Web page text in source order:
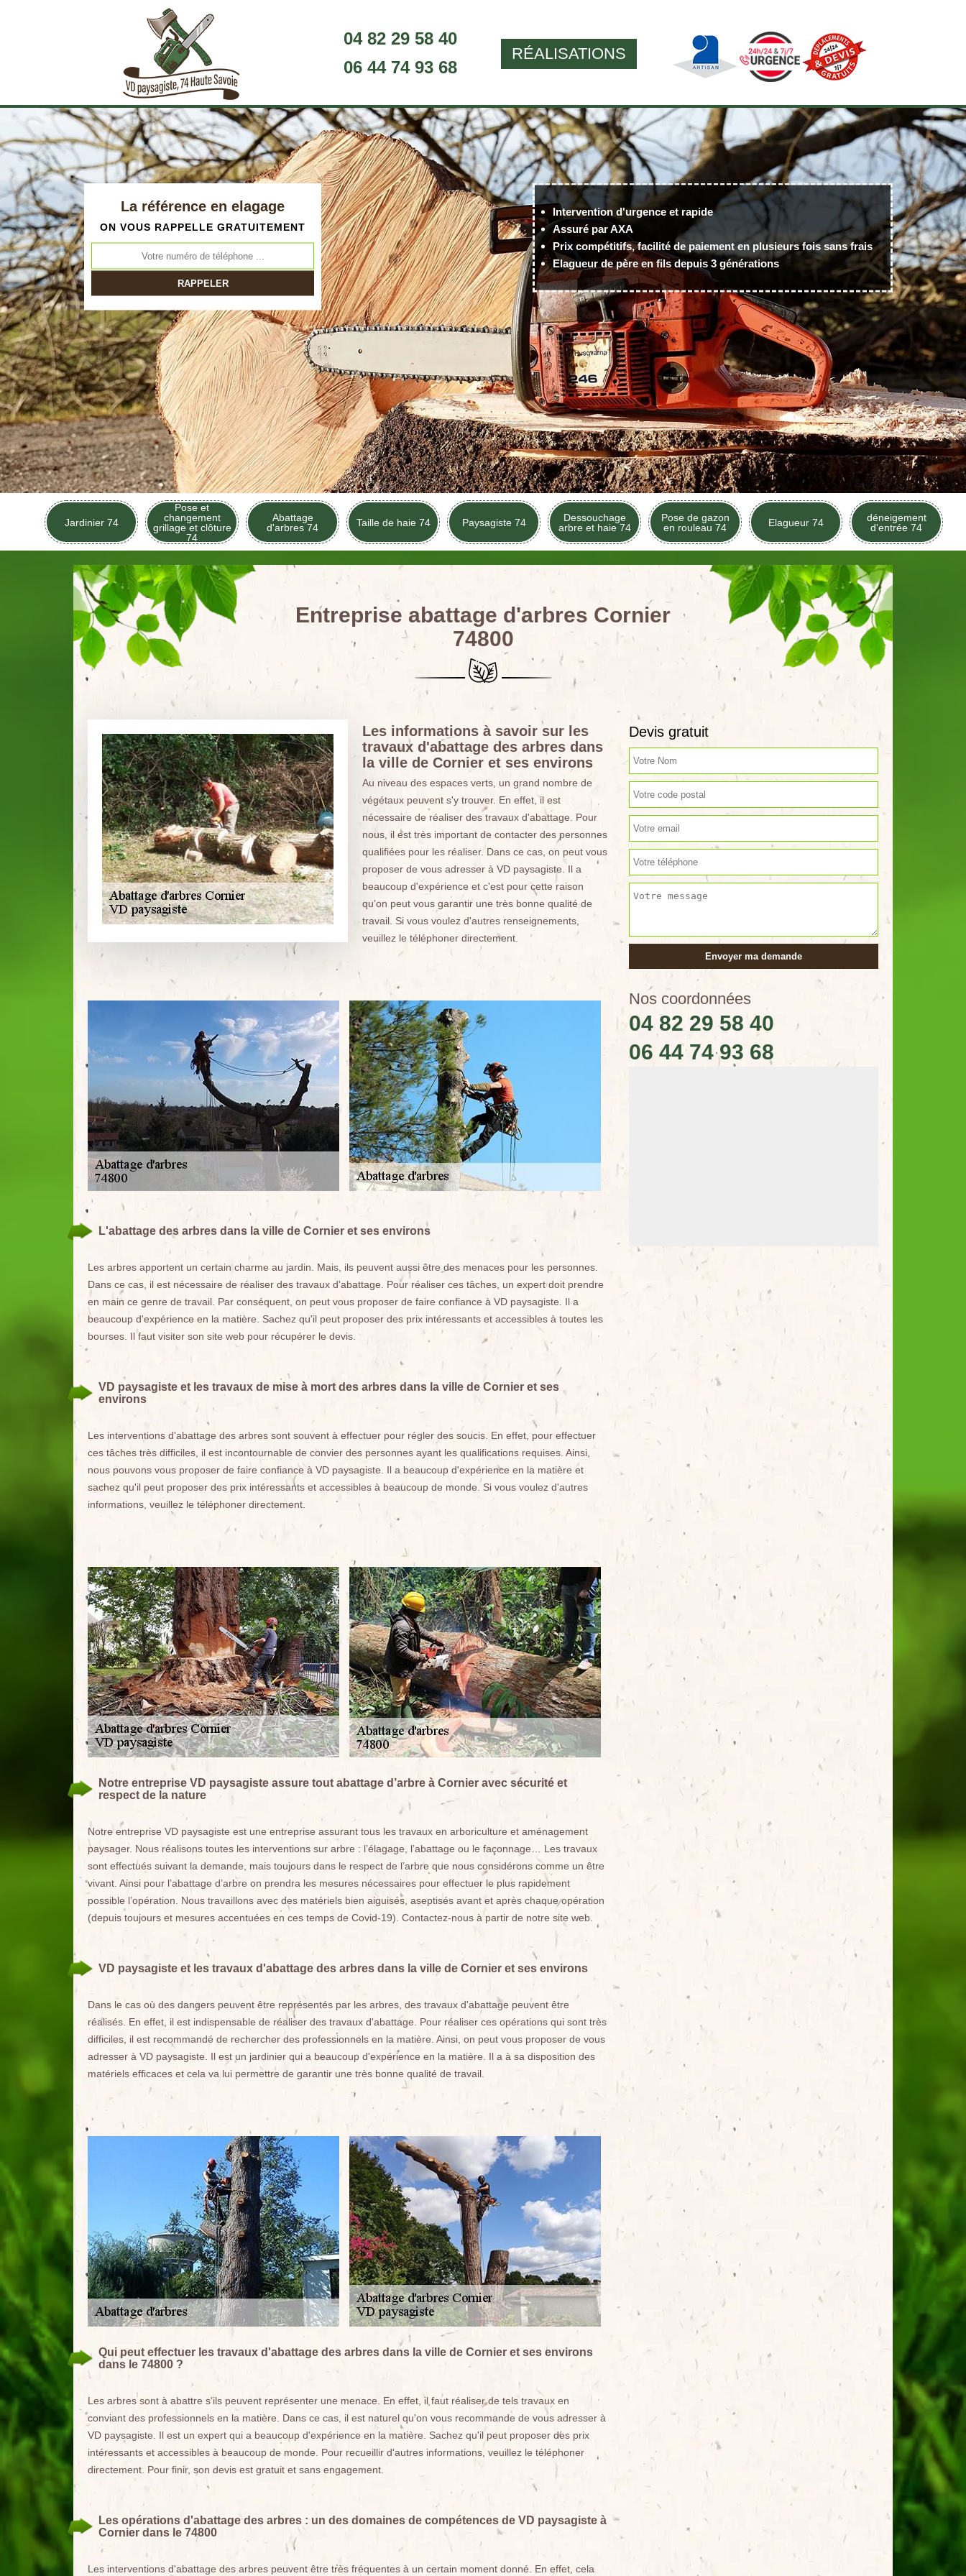
04 82 29 58 40
06 44 74 93 68
RÉALISATIONS
La référence en elagage
ON VOUS RAPPELLE GRATUITEMENT
Intervention d'urgence et rapide
Assuré par AXA
Prix compétitifs, facilité de paiement en plusieurs fois sans frais
Elagueur de père en fils depuis 3 générations
Jardinier 74
Pose et
changement
grillage et clôture
74
Abattage
d'arbres 74
Taille de haie 74 Paysagiste 74
Dessouchage
arbre et haie 74
Pose de gazon
en rouleau 74
Elagueur 74
déneigement
d'entrée 74
Entreprise abattage d'arbres Cornier
74800
Les informations à savoir sur les
travaux d'abattage des arbres dans
la ville de Cornier et ses environs
Au niveau des espaces verts, un grand nombre de
végétaux peuvent s'y trouver. En effet, il est
nécessaire de réaliser des travaux d'abattage. Pour
nous, il est très important de contacter des personnes
qualifiées pour les réaliser. Dans ce cas, on peut vous
proposer de vous adresser à VD paysagiste. Il a
beaucoup d'expérience et c'est pour cette raison
qu'on peut vous garantir une très bonne qualité de
travail. Si vous voulez d'autres renseignements,
veuillez le téléphoner directement.
L'abattage des arbres dans la ville de Cornier et ses environs
Les arbres apportent un certain charme au jardin. Mais, ils peuvent aussi être des menaces pour les personnes.
Dans ce cas, il est nécessaire de réaliser des travaux d'abattage. Pour réaliser ces tâches, un expert doit prendre
en main ce genre de travail. Par conséquent, on peut vous proposer de faire confiance à VD paysagiste. Il a
beaucoup d'expérience en la matière. Sachez qu'il peut proposer des prix intéressants et accessibles à toutes les
bourses. Il faut visiter son site web pour récupérer le devis.
VD paysagiste et les travaux de mise à mort des arbres dans la ville de Cornier et ses
environs
Les interventions d'abattage des arbres sont souvent à effectuer pour régler des soucis. En effet, pour effectuer
ces tâches très difficiles, il est incontournable de convier des personnes ayant les qualifications requises. Ainsi,
nous pouvons vous proposer de faire confiance à VD paysagiste. Il a beaucoup d'expérience en la matière et
sachez qu'il peut proposer des prix intéressants et accessibles à beaucoup de monde. Si vous voulez d'autres
informations, veuillez le téléphoner directement.
Notre entreprise VD paysagiste assure tout abattage d’arbre à Cornier avec sécurité et
respect de la nature
Notre entreprise VD paysagiste est une entreprise assurant tous les travaux en arboriculture et aménagement
paysager. Nous réalisons toutes les interventions sur arbre : l’élagage, l’abattage ou le façonnage… Les travaux
sont effectués suivant la demande, mais toujours dans le respect de l’arbre que nous considérons comme un être
vivant. Ainsi pour l’abattage d’arbre on prendra les mesures nécessaires pour effectuer le plus rapidement
possible l’opération. Nous travaillons avec des matériels bien aiguisés, aseptisés avant et après chaque opération
(depuis toujours et mesures accentuées en ces temps de Covid-19). Contactez-nous à partir de notre site web.
VD paysagiste et les travaux d'abattage des arbres dans la ville de Cornier et ses environs
Dans le cas où des dangers peuvent être représentés par les arbres, des travaux d'abattage peuvent être
réalisés. En effet, il est indispensable de réaliser des travaux d'abattage. Pour réaliser ces opérations qui sont très
difficiles, il est recommandé de rechercher des professionnels en la matière. Ainsi, on peut vous proposer de vous
adresser à VD paysagiste. Il est un jardinier qui a beaucoup d'expérience en la matière. Il a à sa disposition des
matériels efficaces et cela va lui permettre de garantir une très bonne qualité de travail.
Qui peut effectuer les travaux d'abattage des arbres dans la ville de Cornier et ses environs
dans le 74800 ?
Les arbres sont à abattre s'ils peuvent représenter une menace. En effet, il faut réaliser de tels travaux en
conviant des professionnels en la matière. Dans ce cas, il est naturel qu'on vous recommande de vous adresser à
VD paysagiste. Il est un expert qui a beaucoup d'expérience en la matière. Sachez qu'il peut proposer des prix
intéressants et accessibles à beaucoup de monde. Pour recueillir d'autres informations, veuillez le téléphoner
directement. Pour finir, son devis est gratuit et sans engagement.
Les opérations d'abattage des arbres : un des domaines de compétences de VD paysagiste à
Cornier dans le 74800
Les interventions d'abattage des arbres peuvent être très fréquentes à un certain moment donné. En effet, cela
Devis gratuit
Nos coordonnées
04 82 29 58 40
06 44 74 93 68